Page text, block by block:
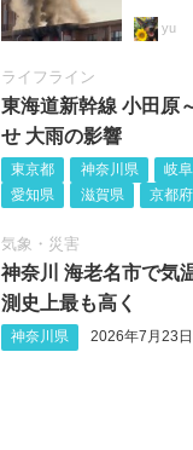
yu
ライフライン
東海道新幹線 小田原
せ 大雨の影響
東京都 神奈川県 岐
愛知県
滋賀県 京都府
気象・災害
神奈川 海老名市で気
測史上最も高く
神奈川県 2026年7月23